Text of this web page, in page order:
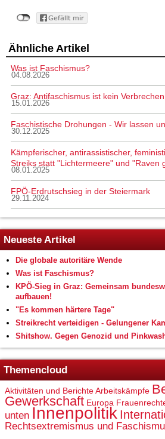
Ähnliche Artikel
Was ist Faschismus?
04.08.2026
Graz: Antifaschismus ist kein
15.01.2026
Faschistische Drohungen - Wir lassen
30.12.2025
Kämpferischer, antirassistischer,
Streiks statt "Lichtermeere" und "Raven
08.01.2025
FPÖ-Erdrutschsieg in der Steiermark
29.11.2024
Neueste Artikel
Die globale autoritäre Wende
Was ist Faschismus?
KPÖ-Sieg in Graz: Gemeinsam
aufbauen!
"Es kommen härtere Tage"
Streikrecht verteidigen - Gelungener
Shitshow. Gegen Genozid und
Themencloud
Aktivitäten und BerichteArbeitskämpfe
Gewerkschaft Europa
unten Innenpolitik
Rechtsextremismus und